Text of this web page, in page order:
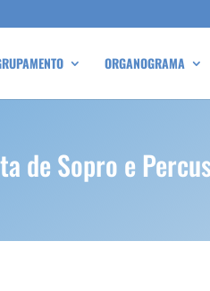
ORGANOGRAMA
de Sopro e